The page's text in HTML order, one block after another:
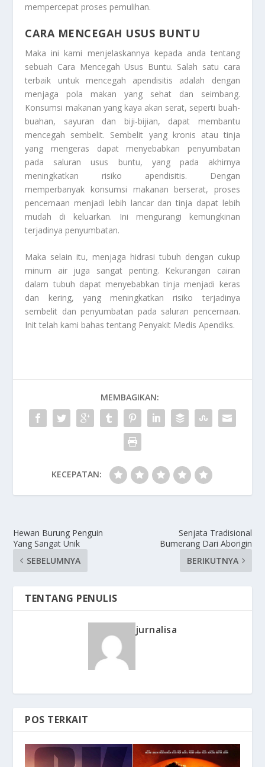
mempercepat proses pemulihan.
CARA MENCEGAH USUS BUNTU
Maka ini kami menjelaskannya kepada anda tentang
sebuah Cara Mencegah Usus Buntu. Salah satu cara
terbaik untuk mencegah apendisitis adalah dengan
menjaga pola makan yang sehat dan seimbang.
Konsumsi makanan yang kaya akan serat, seperti buah-
buahan, sayuran dan biji-bijian, dapat membantu
mencegah sembelit. Sembelit yang kronis atau tinja
yang mengeras dapat menyebabkan penyumbatan
pada saluran usus buntu, yang pada akhirnya
meningkatkan risiko apendisitis. Dengan
memperbanyak konsumsi makanan berserat, proses
pencernaan menjadi lebih lancar dan tinja dapat lebih
mudah di keluarkan. Ini mengurangi kemungkinan
terjadinya penyumbatan.
Maka selain itu, menjaga hidrasi tubuh dengan cukup
minum air juga sangat penting. Kekurangan cairan
dalam tubuh dapat menyebabkan tinja menjadi keras
dan kering, yang meningkatkan risiko terjadinya
sembelit dan penyumbatan pada saluran pencernaan.
Init telah kami bahas tentang Penyakit Medis Apendiks.
MEMBAGIKAN:
KECEPATAN:
Hewan Burung Penguin
Yang Sangat Unik
SEBELUMNYA
Senjata Tradisional
Bumerang Dari Aborigin
BERIKUTNYA
TENTANG PENULIS
jurnalisa
POS TERKAIT